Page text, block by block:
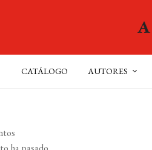
CATÁLOGO AUTORES